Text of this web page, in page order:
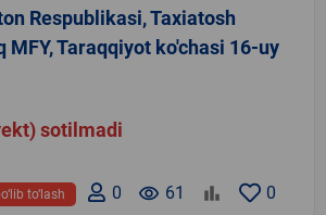
Respublikasi, Taxiatosh
MFY, Taraqqiyot ko'chasi 16-uy
sotilmadi
0
remove_red_eye 61
0
to‘lash